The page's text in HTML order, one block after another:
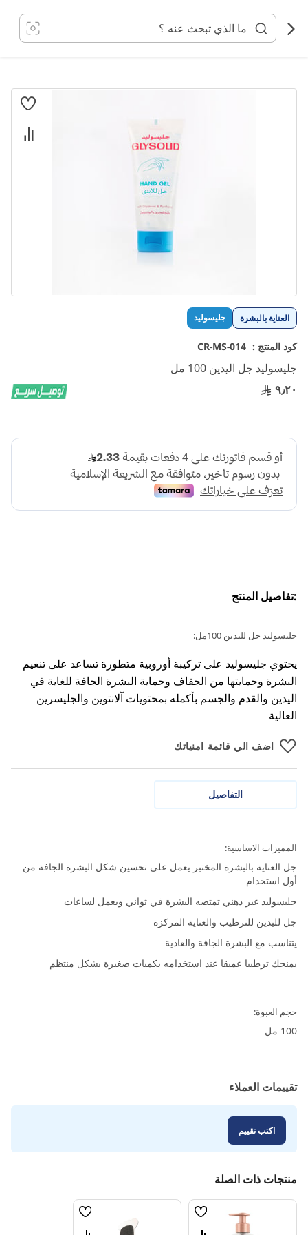
المحتوى
العناية بالبشرة جليسوليد
كود المنتج : CR-MS-014
جليسوليد جل اليدين 100 مل
٩٫٢٠
:تفاصيل المنتج
جليسوليد جل لليدين 100مل:
يحتوي جليسوليد على تركيبة أوروبية متطورة تساعد على تنعيم
البشرة وحمايتها من الجفاف وحماية البشرة الجافة للغاية في
اليدين والقدم والجسم بأكمله بمحتويات آلانتوين والجليسرين
العالية
اضف الي قائمة امنياتك
انتقل
تخطي
إلى
بداية
معرض
الصور
التفاصيل
المميزات الاساسية:
جل العناية بالبشرة المختبر يعمل على تحسين شكل البشرة الجافة من
أول استخدام
جليسوليد غير دهني تمتصه البشرة في ثواني ويعمل لساعات
جل لليدين للترطيب والعناية المركزة
يتناسب مع البشرة الجافة والعادية
يمنحك ترطيبا عميقا عند استخدامه بكميات صغيرة بشكل منتظم
حجم العبوة:
100 مل
تقييمات العملاء
اكتب تقييم
منتجات ذات الصلة
قائمة
قائمة